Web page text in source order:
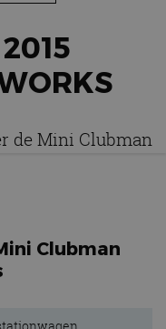
de Mini Clubman
Clubman